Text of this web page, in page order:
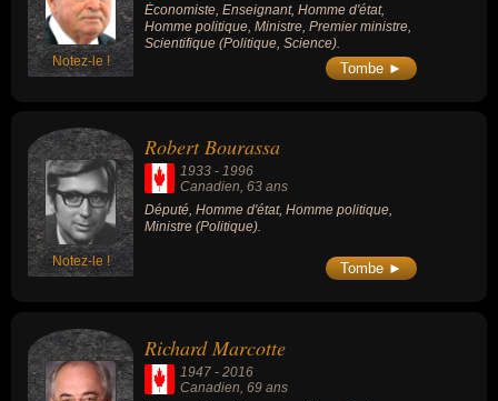
Notez-le !
Économiste, Enseignant, Homme d'état,
Homme politique, Ministre, Premier ministre,
Scientifique (Politique, Science).
Tombe ►
Notez-le !
Robert Bourassa
1933 - 1996
Canadien, 63 ans
Député, Homme d'état, Homme politique,
Ministre (Politique).
Tombe ►
Richard Marcotte
1947 - 2016
Canadien , 69 ans